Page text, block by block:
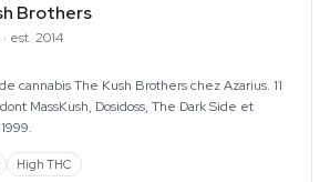
Brothers
· est. 2014
cannabis The Kush Brothers chez Azarius. 11
MassKush, Dosidoss, The Dark Side et
High THC